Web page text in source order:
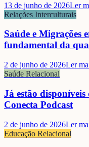
13 de junho de 2026Ler
Relações Interculturais
Saúde e Migrações
fundamental da
2 de junho de 2026Ler
Saúde Relacional
Já estão disponíveis
Conecta Podcast
2 de junho de 2026Ler
Educação Relacional